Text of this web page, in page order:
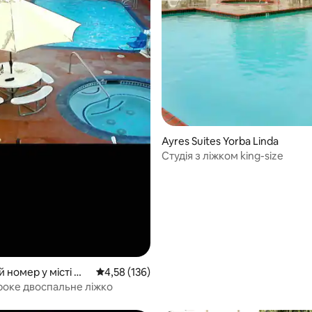
номер у місті Юк
Середня оцінка: 4,58 з 5, відгуки: 136
4,58 (136)
двоспальне ліжко
Ayres Suites Yorba Linda
Студія з ліжком king-size